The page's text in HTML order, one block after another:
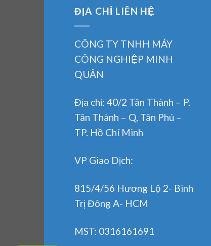
ĐỊA CHỈ LIÊN HỆ
CÔNG TY TNHH MÁY
CÔNG NGHIỆP MINH
QUÂN
Địa chỉ: 40/2 Tân Thành – P.
Tân Thành – Q, Tân Phú –
TP. Hồ Chí Minh
VP Giao Dịch:
815/4/56 Hương Lộ 2- Bình
Trị Đông A- HCM
MST: 0316161691